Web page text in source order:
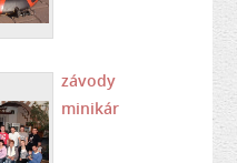
závody
minikár